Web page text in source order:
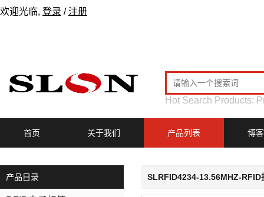
欢迎光临, 登录 / 注册
Hot Search Products:
首页 关于我们 产品列表 博客
产品目录 SLRFID4234-13.56MHZ-